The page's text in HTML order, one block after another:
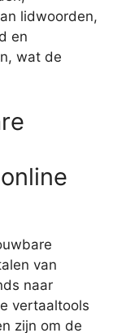
lidwoorden,
en
wat de
van
naar
vertaaltools
zijn om de